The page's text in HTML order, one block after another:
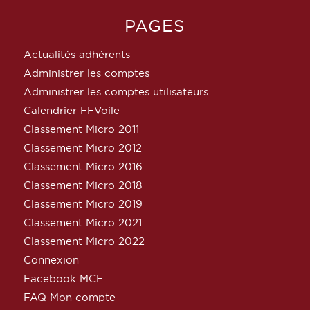
PAGES
Actualités adhérents
Administrer les comptes
Administrer les comptes utilisateurs
Calendrier FFVoile
Classement Micro 2011
Classement Micro 2012
Classement Micro 2016
Classement Micro 2018
Classement Micro 2019
Classement Micro 2021
Classement Micro 2022
Connexion
Facebook MCF
FAQ Mon compte